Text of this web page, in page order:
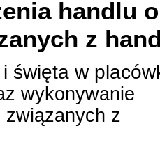
handlu
z
święta w
wykonywanie
związanych z